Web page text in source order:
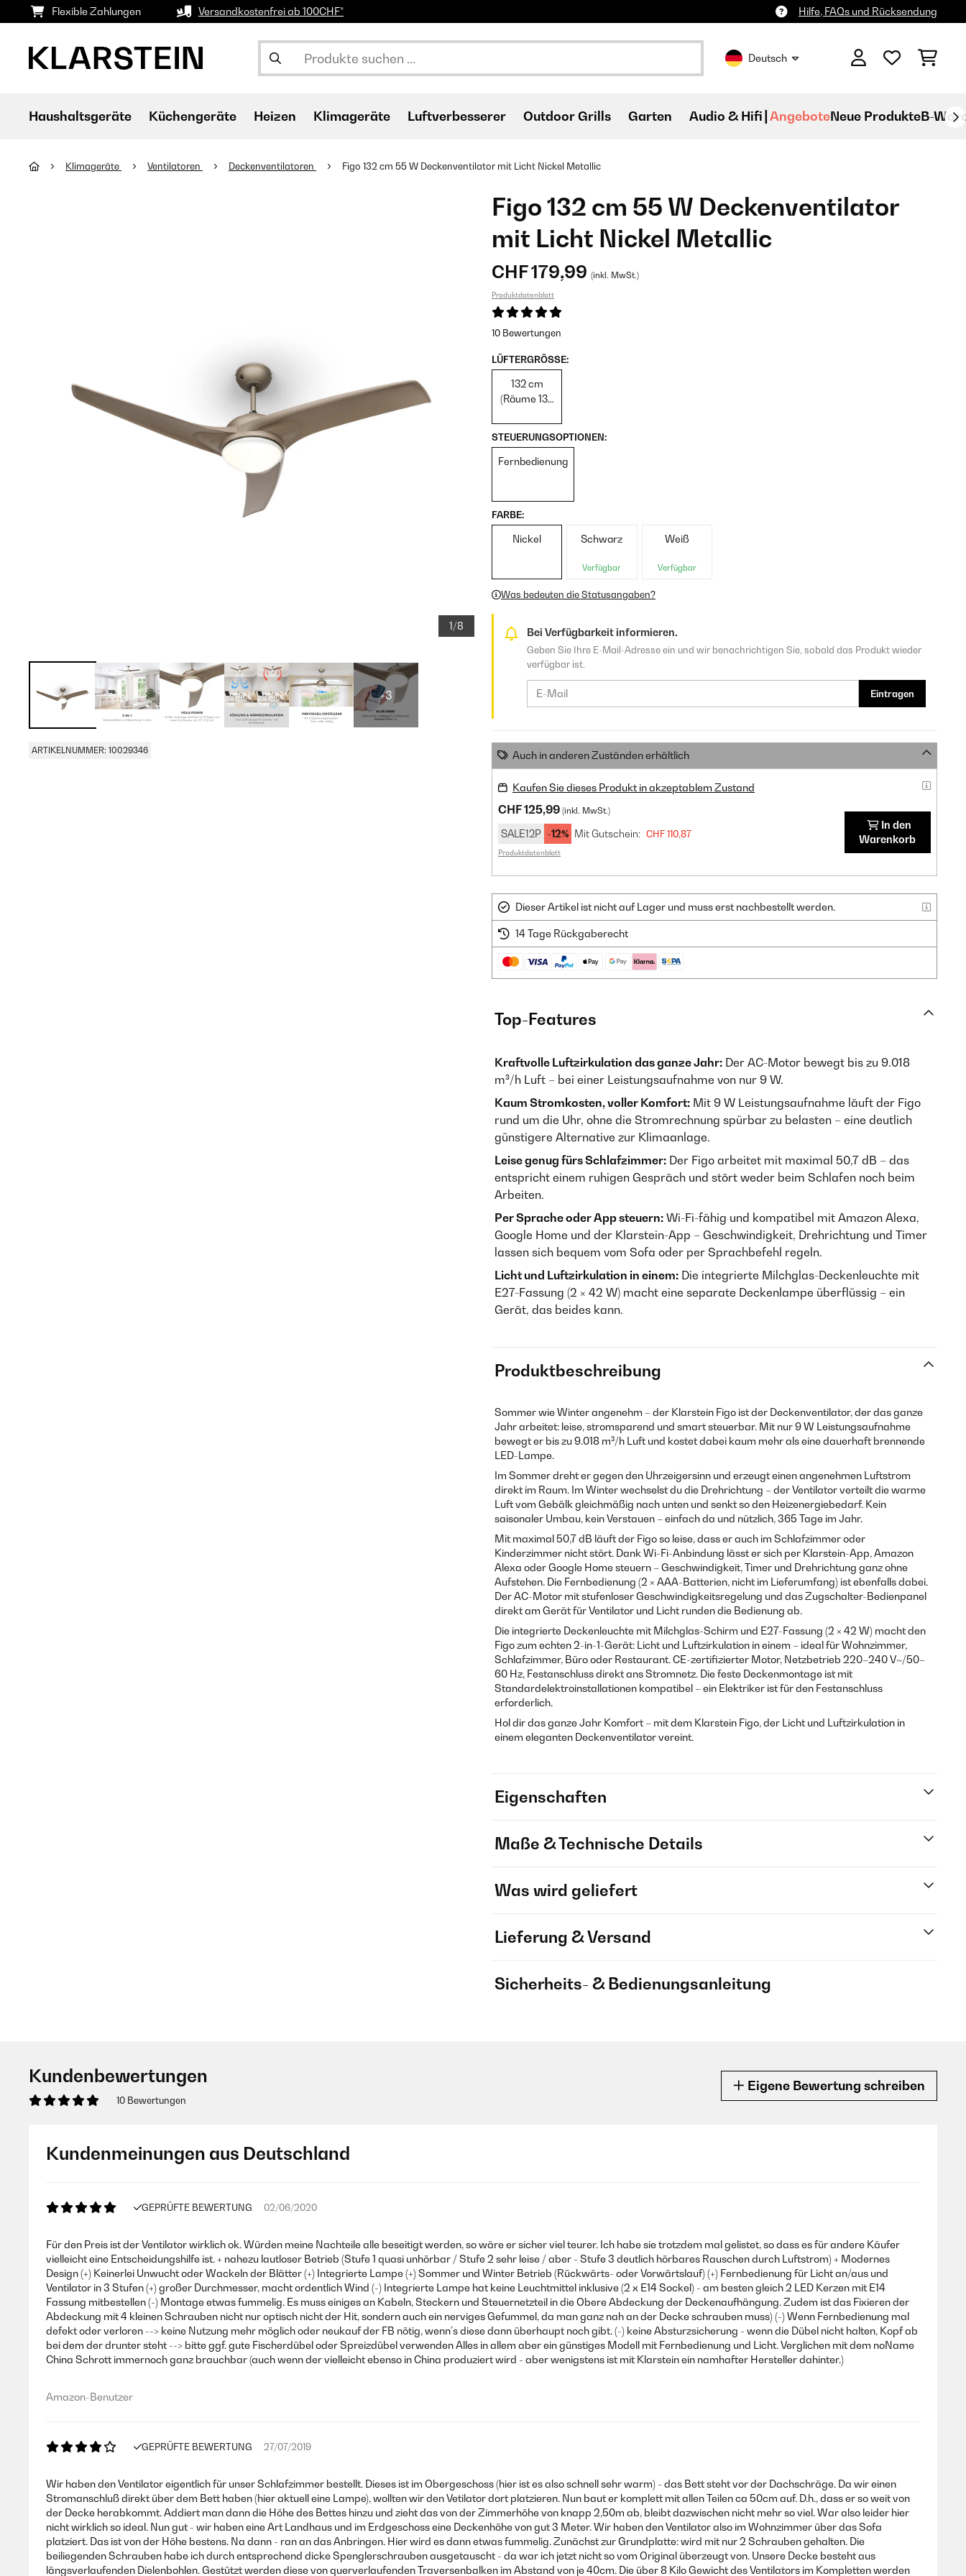
Flexible Zahlungen Versandkostenfrei ab 100CHF* Hilfe, FAQs und Rücksendung
Deutsch
Haushaltsgeräte Küchengeräte Heizen Klimageräte Luftverbesserer Outdoor Grills Garten Audio & Hifi AngeboteNeue ProdukteB-
Klimageräte Ventilatoren Deckenventilatoren Figo 132 cm 55 W Deckenventilator mit Licht Nickel Metallic
1/8
+3
ARTIKELNUMMER: 10029346
Figo 132 cm 55 W Deckenventilator
mit Licht Nickel Metallic
CHF 179,99 (inkl. MwSt.)
Produktdatenblatt
10 Bewertungen
LÜFTERGRÖSSE:
132 cm
(Räume 13–
STEUERUNGSOPTIONEN:
Fernbedienung
FARBE:
Nickel Schwarz
Verfügbar
Weiß
Verfügbar
Was bedeuten die Statusangaben?
Bei Verfügbarkeit informieren.
Geben Sie Ihre E-Mail-Adresse ein und wir benachrichtigen Sie, sobald das Produkt wieder
verfügbar ist.
Eintragen
Auch in anderen Zuständen erhältlich
Kaufen Sie dieses Produkt in akzeptablem Zustand
CHF 125,99 (inkl. MwSt.)
SALE12P -12% Mit Gutschein: CHF 110,87
Produktdatenblatt
In den
Warenkorb
Dieser Artikel ist nicht auf Lager und muss erst nachbestellt werden.
14 Tage Rückgaberecht
Top-Features
Kraftvolle Luftzirkulation das ganze Jahr: Der AC-Motor bewegt bis zu 9.018
m³/h Luft – bei einer Leistungsaufnahme von nur 9 W.
Kaum Stromkosten, voller Komfort: Mit 9 W Leistungsaufnahme läuft der Figo
rund um die Uhr, ohne die Stromrechnung spürbar zu belasten – eine deutlich
günstigere Alternative zur Klimaanlage.
Leise genug fürs Schlafzimmer: Der Figo arbeitet mit maximal 50,7 dB – das
entspricht einem ruhigen Gespräch und stört weder beim Schlafen noch beim
Arbeiten.
Per Sprache oder App steuern: Wi-Fi-fähig und kompatibel mit Amazon Alexa,
Google Home und der Klarstein-App – Geschwindigkeit, Drehrichtung und Timer
lassen sich bequem vom Sofa oder per Sprachbefehl regeln.
Licht und Luftzirkulation in einem: Die integrierte Milchglas-Deckenleuchte mit
E27-Fassung (2 × 42 W) macht eine separate Deckenlampe überflüssig – ein
Gerät, das beides kann.
Produktbeschreibung
Sommer wie Winter angenehm – der Klarstein Figo ist der Deckenventilator, der das ganze
Jahr arbeitet: leise, stromsparend und smart steuerbar. Mit nur 9 W Leistungsaufnahme
bewegt er bis zu 9.018 m³/h Luft und kostet dabei kaum mehr als eine dauerhaft brennende
LED-Lampe.
Im Sommer dreht er gegen den Uhrzeigersinn und erzeugt einen angenehmen Luftstrom
direkt im Raum. Im Winter wechselst du die Drehrichtung – der Ventilator verteilt die warme
Luft vom Gebälk gleichmäßig nach unten und senkt so den Heizenergiebedarf. Kein
saisonaler Umbau, kein Verstauen – einfach da und nützlich, 365 Tage im Jahr.
Mit maximal 50,7 dB läuft der Figo so leise, dass er auch im Schlafzimmer oder
Kinderzimmer nicht stört. Dank Wi-Fi-Anbindung lässt er sich per Klarstein-App, Amazon
Alexa oder Google Home steuern – Geschwindigkeit, Timer und Drehrichtung ganz ohne
Aufstehen. Die Fernbedienung (2 × AAA-Batterien, nicht im Lieferumfang) ist ebenfalls dabei.
Der AC-Motor mit stufenloser Geschwindigkeitsregelung und das Zugschalter-Bedienpanel
direkt am Gerät für Ventilator und Licht runden die Bedienung ab.
Die integrierte Deckenleuchte mit Milchglas-Schirm und E27-Fassung (2 × 42 W) macht den
Figo zum echten 2-in-1-Gerät: Licht und Luftzirkulation in einem – ideal für Wohnzimmer,
Schlafzimmer, Büro oder Restaurant. CE-zertifizierter Motor, Netzbetrieb 220–240 V~/50–
60 Hz, Festanschluss direkt ans Stromnetz. Die feste Deckenmontage ist mit
Standardelektroinstallationen kompatibel – ein Elektriker ist für den Festanschluss
erforderlich.
Hol dir das ganze Jahr Komfort – mit dem Klarstein Figo, der Licht und Luftzirkulation in
einem eleganten Deckenventilator vereint.
Eigenschaften
Maße & Technische Details
Was wird geliefert
Lieferung & Versand
Sicherheits- & Bedienungsanleitung
Kundenbewertungen
10 Bewertungen
Eigene Bewertung schreiben
Kundenmeinungen aus Deutschland
GEPRÜFTE BEWERTUNG 02/06/2020
Für den Preis ist der Ventilator wirklich ok. Würden meine Nachteile alle beseitigt werden, so wäre er sicher viel teurer. Ich habe sie trotzdem mal gelistet, so dass es für andere Käufer
vielleicht eine Entscheidungshilfe ist. + nahezu lautloser Betrieb (Stufe 1 quasi unhörbar / Stufe 2 sehr leise / aber - Stufe 3 deutlich hörbares Rauschen durch Luftstrom) + Modernes
Design (+) Keinerlei Unwucht oder Wackeln der Blätter (+) Integrierte Lampe (+) Sommer und Winter Betrieb (Rückwärts- oder Vorwärtslauf) (+) Fernbedienung für Licht an/aus und
Ventilator in 3 Stufen (+) großer Durchmesser, macht ordentlich Wind (-) Integrierte Lampe hat keine Leuchtmittel inklusive (2 x E14 Sockel) - am besten gleich 2 LED Kerzen mit E14
Fassung mitbestellen (-) Montage etwas fummelig. Es muss einiges an Kabeln, Steckern und Steuernetzteil in die Obere Abdeckung der Deckenaufhängung. Zudem ist das Fixieren der
Abdeckung mit 4 kleinen Schrauben nicht nur optisch nicht der Hit, sondern auch ein nerviges Gefummel, da man ganz nah an der Decke schrauben muss) (-) Wenn Fernbedienung mal
defekt oder verloren --> keine Nutzung mehr möglich oder neukauf der FB nötig, wenn’s diese dann überhaupt noch gibt. (-) keine Absturzsicherung - wenn die Dübel nicht halten, Kopf ab
bei dem der drunter steht --> bitte ggf. gute Fischerdübel oder Spreizdübel verwenden Alles in allem aber ein günstiges Modell mit Fernbedienung und Licht. Verglichen mit dem noName
China Schrott immernoch ganz brauchbar (auch wenn der vielleicht ebenso in China produziert wird - aber wenigstens ist mit Klarstein ein namhafter Hersteller dahinter.)
Amazon-Benutzer
GEPRÜFTE BEWERTUNG 27/07/2019
Wir haben den Ventilator eigentlich für unser Schlafzimmer bestellt. Dieses ist im Obergeschoss (hier ist es also schnell sehr warm) - das Bett steht vor der Dachschräge. Da wir einen
Stromanschluß direkt über dem Bett haben (hier aktuell eine Lampe), wollten wir den Vetilator dort platzieren. Nun baut er komplett mit allen Teilen ca 50cm auf. D.h., dass er so weit von
der Decke herabkommt. Addiert man dann die Höhe des Bettes hinzu und zieht das von der Zimmerhöhe von knapp 2,50m ab, bleibt dazwischen nicht mehr so viel. War also leider hier
nicht wirklich so ideal. Nun gut - wir haben eine Art Landhaus und im Erdgeschoss eine Deckenhöhe von gut 3 Meter. Wir haben den Ventilator also im Wohnzimmer über das Sofa
platziert. Das ist von der Höhe bestens. Na dann - ran an das Anbringen. Hier wird es dann etwas fummelig. Zunächst zur Grundplatte: wird mit nur 2 Schrauben gehalten. Die
beiliegenden Schrauben habe ich durch entsprechend dicke Spenglerschrauben ausgetauscht - da war ich jetzt nicht so vom Original überzeugt von. Unsere Decke besteht aus
längsverlaufenden Dielenbohlen. Gestützt werden diese von querverlaufenden Traversenbalken im Abstand von je 40cm. Die über 8 Kilo Gewicht des Ventilators im Kompletten werden